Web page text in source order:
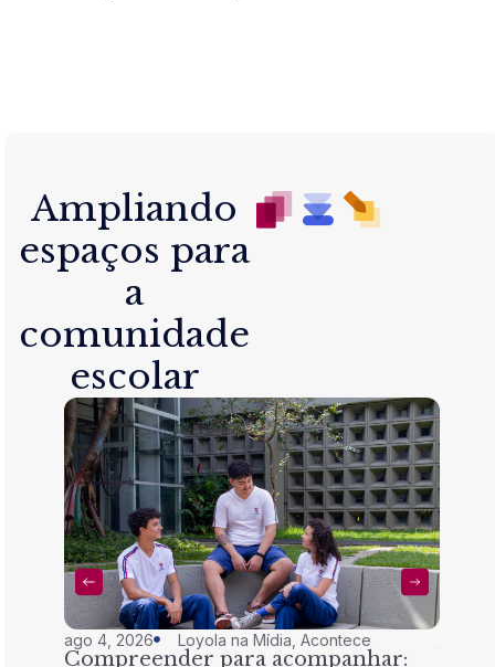
Ampliando
espaços para
a
comunidade
escolar
ago 4, 2026 Loyola na Mídia ,Acontece
Compreender para acompanhar: